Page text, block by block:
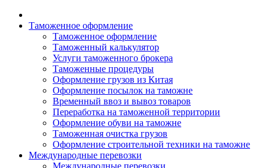
Таможенное оформление
Таможенное оформление
Таможенный калькулятор
Услуги таможенного брокера
Таможенные процедуры
Оформление грузов из Китая
Оформление посылок на таможне
Временный ввоз и вывоз товаров
Переработка на таможенной территории
Оформление обуви на таможне
Таможенная очистка грузов
Оформление строительной техники на таможне
Международные перевозки
Международные перевозки